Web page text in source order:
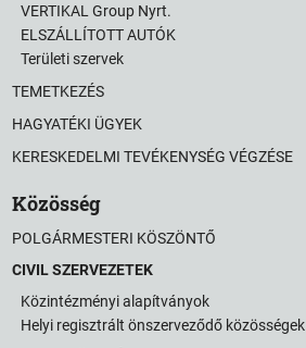
VERTIKAL Group Nyrt.
ELSZÁLLÍTOTT AUTÓK
Területi szervek
TEMETKEZÉS
HAGYATÉKI ÜGYEK
KERESKEDELMI TEVÉKENYSÉG VÉGZÉSE
Közösség
POLGÁRMESTERI KÖSZÖNTŐ
CIVIL SZERVEZETEK
Közintézményi alapítványok
Helyi regisztrált önszerveződő közösségek